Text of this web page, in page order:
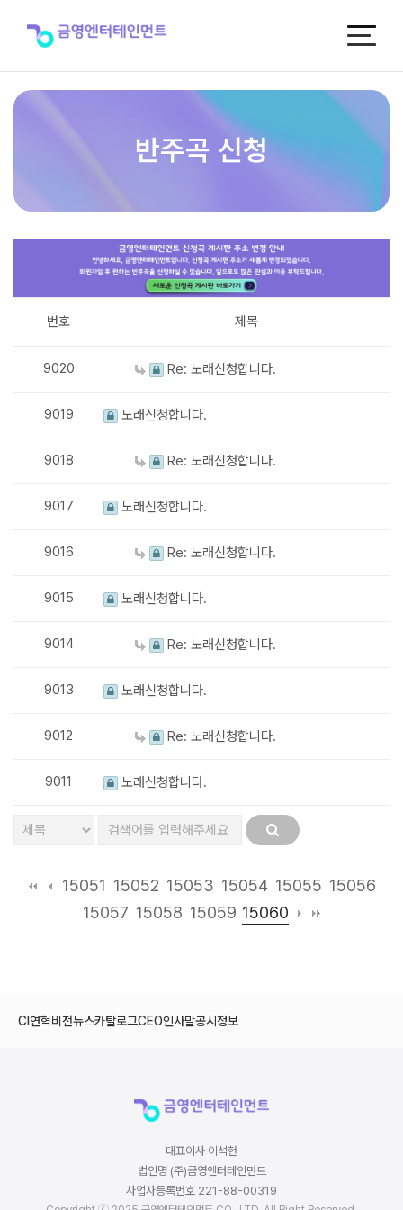
반주곡 신청
번호 제목
9020 Re: 노래신청합니다.
9019 노래신청합니다.
9018 Re: 노래신청합니다.
9017 노래신청합니다.
9016 Re: 노래신청합니다.
9015 노래신청합니다.
9014 Re: 노래신청합니다.
9013 노래신청합니다.
9012 Re: 노래신청합니다.
9011 노래신청합니다.
15051 15052 15053 15054 15055 15056
15057 15058 15059 15060
CI 연혁비전뉴스카탈로그CEO인사말공시정보
대표이사 이석현
법인명 (주)금영엔터테인먼트
사업자등록번호 221-88-00319